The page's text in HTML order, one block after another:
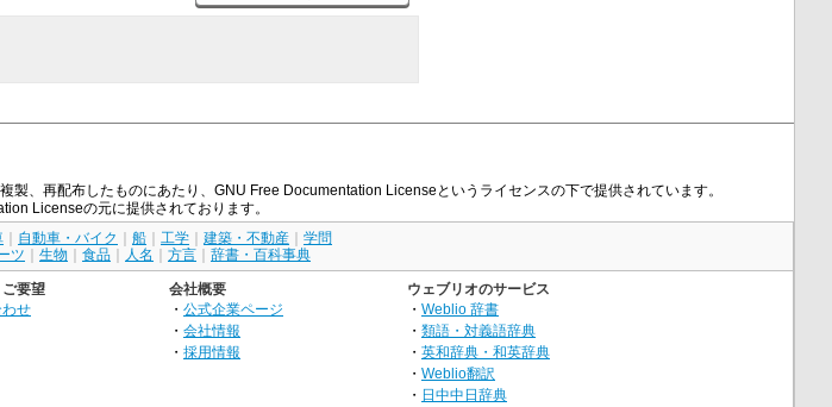
製、再配布したものにあたり、GNU Free Documentation Licenseというライセンスの下で提供されています。
Licenseの元に提供されております。
自動車・バイク 船 工学 建築・不動産
学問
ツ 生物 食品 人名 方言 辞書・百科事典
要望
わせ
会社概要
・ 公式企業ページ
・ 会社情報
・ 採用情報
ウェブリオのサービス
・ Weblio 辞書
・ 類語・対義語辞典
・ 英和辞典・和英辞典
・ Weblio翻訳
・ 日中中日辞典